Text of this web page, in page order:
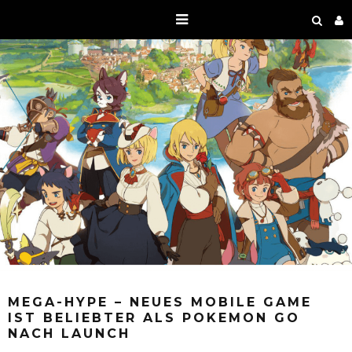
MEGA-HYPE – NEUES MOBILE GAME
IST BELIEBTER ALS POKEMON GO
NACH LAUNCH